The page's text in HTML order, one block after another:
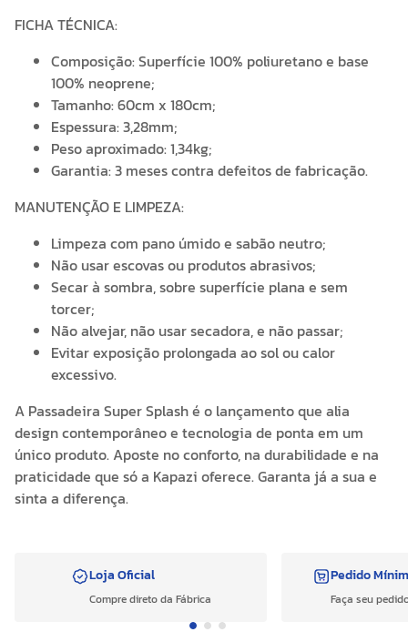
FICHA TÉCNICA:
Composição: Superfície 100% poliuretano e base
100% neoprene;
Tamanho: 60cm x 180cm;
Espessura: 3,28mm;
Peso aproximado: 1,34kg;
Garantia: 3 meses contra defeitos de fabricação.
MANUTENÇÃO E LIMPEZA:
Limpeza com pano úmido e sabão neutro;
Não usar escovas ou produtos abrasivos;
Secar à sombra, sobre superfície plana e sem
torcer;
Não alvejar, não usar secadora, e não passar;
Evitar exposição prolongada ao sol ou calor
excessivo.
A Passadeira Super Splash é o lançamento que alia
design contemporâneo e tecnologia de ponta em um
único produto. Aposte no conforto, na durabilidade e na
praticidade que só a Kapazi oferece. Garanta já a sua e
sinta a diferença.
Loja Oficial
Compre direto da Fábrica
Pedido
Faça seu